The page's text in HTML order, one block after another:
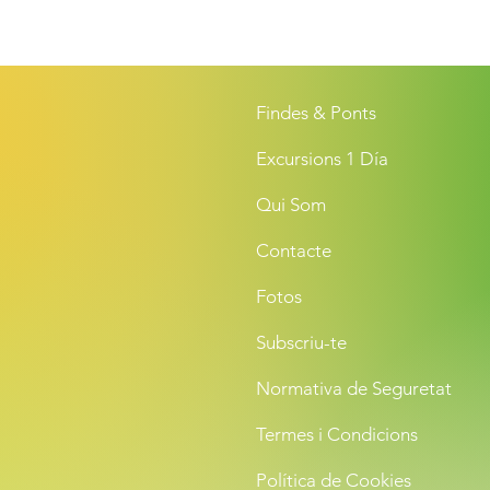
Findes & Ponts
Excursions 1 Día
Qui Som
Contacte
Fotos
Subscriu-te
Normativa de Seguretat
Termes i Condicions
Política de Cookies